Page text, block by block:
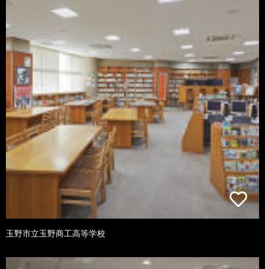
玉野市立玉野商工高等学校